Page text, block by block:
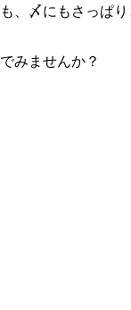
、〆にもさっぱ
みませんか？